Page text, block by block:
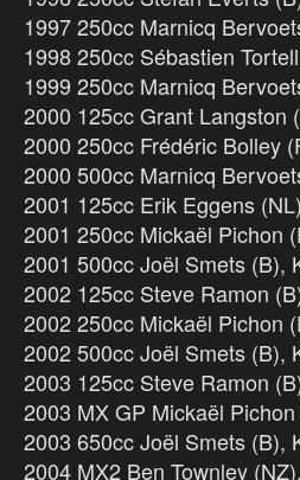
1997 250cc Marnicq
1998 250cc Sébastien
1999 250cc Marnicq
2000 125cc Grant Langston
2000 250cc Frédéric Bolley
2000 500cc Marnicq
2001 125cc Erik Eggens
2001 250cc Mickaël Pichon
2001 500cc Joël Smets (B),
2002 125cc Steve Ramon
2002 250cc Mickaël Pichon
2002 500cc Joël Smets (B),
2003 125cc Steve Ramon
2003 MX GP Mickaël
2003 650cc Joël Smets (B),
2004 MX2 Ben Townley